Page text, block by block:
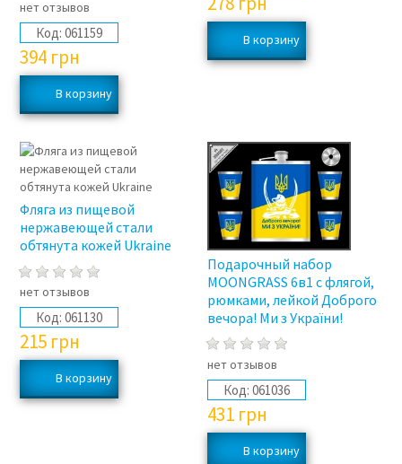
нет отзывов
Код: 061159
394 грн
Фляга из пищевой
нержавеющей стали
обтянута кожей Ukraine
нет отзывов
Код: 061130
215 грн
Подарочный набор
MOONGRASS 6в1 с флягой,
рюмками, лейкой Доброго
вечора! Ми з України!
нет отзывов
Код: 061036
431 грн